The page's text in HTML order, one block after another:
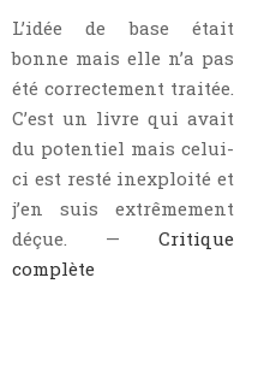
L’idée de base était
bonne mais elle n’a pas
été correctement traitée.
C’est un livre qui avait
du potentiel mais celui-
ci est resté inexploité et
j’en suis extrêmement
déçue. — Critique
complète